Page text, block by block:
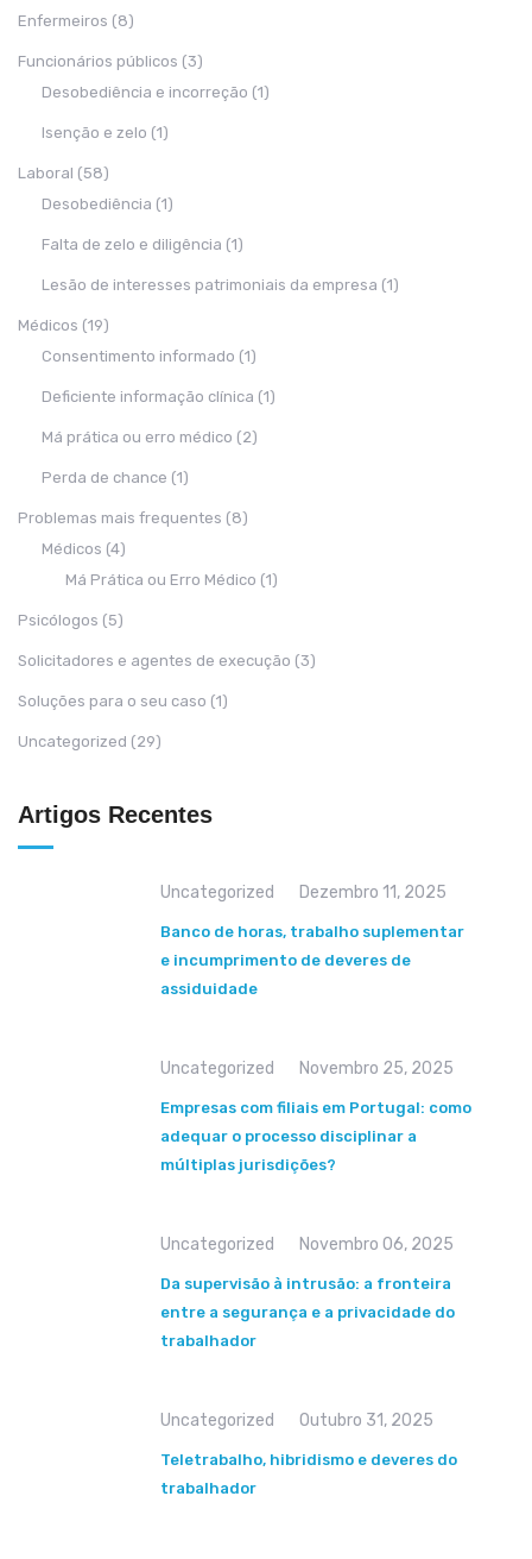
Enfermeiros (8)
Funcionários públicos (3)
Desobediência e incorreção (1)
Isenção e zelo (1)
Laboral (58)
Desobediência (1)
Falta de zelo e diligência (1)
Lesão de interesses patrimoniais da empresa (1)
Médicos (19)
Consentimento informado (1)
Deficiente informação clínica (1)
Má prática ou erro médico (2)
Perda de chance (1)
Problemas mais frequentes (8)
Médicos (4)
Má Prática ou Erro Médico (1)
Psicólogos (5)
Solicitadores e agentes de execução (3)
Soluções para o seu caso (1)
Uncategorized (29)
Artigos Recentes
Uncategorized Dezembro 11, 2025
Banco de horas, trabalho suplementar
e incumprimento de deveres de
assiduidade
Uncategorized Novembro 25, 2025
Empresas com filiais em Portugal: como
adequar o processo disciplinar a
múltiplas jurisdições?
Uncategorized Novembro 06, 2025
Da supervisão à intrusão: a fronteira
entre a segurança e a privacidade do
trabalhador
Uncategorized Outubro 31, 2025
Teletrabalho, hibridismo e deveres do
trabalhador